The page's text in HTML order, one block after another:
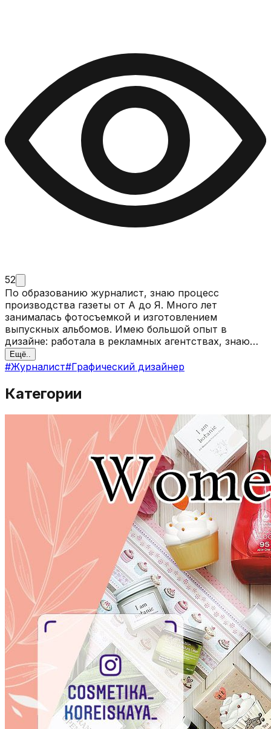
52
По образованию журналист, знаю процесс
производства газеты от А до Я. Много лет
занималась фотосъемкой и изготовлением
выпускных альбомов. Имею большой опыт в
дизайне: работала в рекламных агентствах, знаю
все процессы производства и необходимый пакет
графических программ. Очень творческий,
Ещё..
#Журналист#Графический дизайнер
Категории